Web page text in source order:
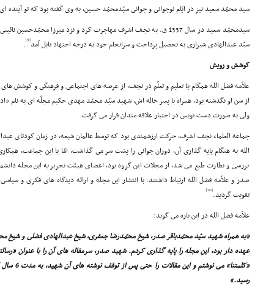
سید محمّد سعید نیز در ایّام نوجوانى و جوانى سیّدمحمّد حسین، به وى گفته بود که تو
سیدمحمّد سعید در سال 1337 ق. به نجف اشرف مهاجرت کرد و نزد میرزا
سیّد عبدالهادى شیرازى به تحصیل پرداخت و سرانجام خود به درجه اجتهاد نایل آمد[9]
.
کوشش و رویش
علاّمه فضل الله همگام با تعلیم و تعلّم در نجف، از عرصه هاى اجتماعى و فرهنگى و کوشش هاى
از سن او نگذشته بود، همراه با پسر خاله اش، شهید سیّد محمّد مهدى حکیم مجلّه اى به نام
ولى به صورت دست نویس در اختیار علاقه مندان قرار مى گرفت.
جماعة العلماء نجف اشرف، حرکت ارزشمندى بود که توسط عالمان شیعه، در زمان کودتاى
الله به هنگام پایه گذارى آن، دوران جوانى را پشت سر مى گذاشت، امّا با این جماعت،
بررسى و نظارت طبع مى شد، از مجلات این گروه بود، اعضاى هیئت تحریریه این مجله
صدر و علاّمه فضل الله ارتباط داشتند. با انتشار این مجله و ارائه دیدگاه هاى فکرى و
تقویت گردید.[10]
علاّمه فضل الله در این باره مى گوید:
«به همراه شهید سیّد محمّدباقر صدر، شیخ محمّدرضا جعفرى، شیخ عبدالهادى فضلى و شیخ
عهده دار بود، این مجله را پایه گذارى کردم. شهید صدر، سرمقاله هاى آن را با عنوان
«کلمتنا»
رسید.»